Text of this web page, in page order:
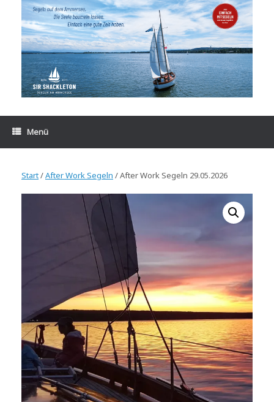
springen
Menü
Start/After Work Segeln / After Work Segeln 29.05.2026